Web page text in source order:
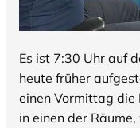
Es ist 7:30 Uhr auf
heute früher
einen Vormittag die
in einen der